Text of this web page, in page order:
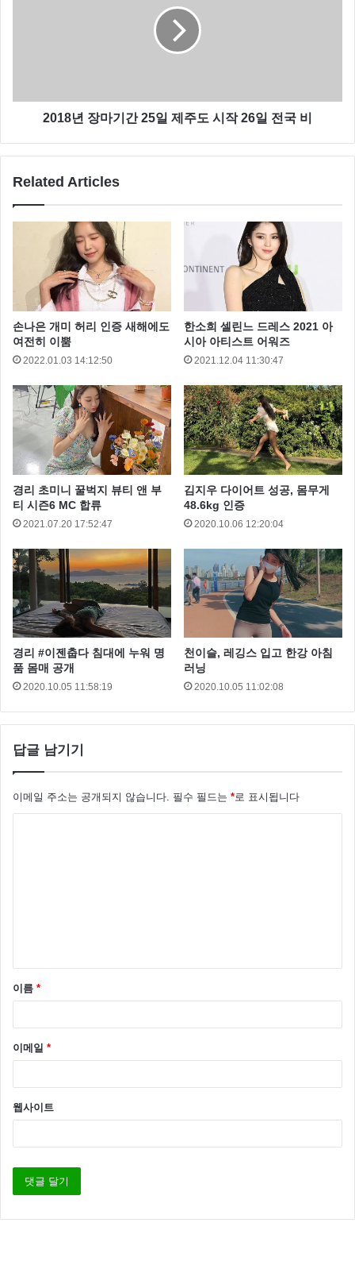
발리화보 선미 선미 발리
2018년 장마기간 25일 제주도 시작 26일 전국 비
Related Articles
손나은 개미 허리 인증 새해에도
여전히 이뿜
2022.01.03 14:12:50
한소희 셀린느 드레스 2021 아
시아 아티스트 어워즈
2021.12.04 11:30:47
경리 초미니 꿀벅지 뷰티 앤 부
티 시즌6 MC 합류
2021.07.20 17:52:47
김지우 다이어트 성공, 몸무게
48.6kg 인증
2020.10.06 12:20:04
경리 #이젠춥다 침대에 누워 명
품 몸매 공개
2020.10.05 11:58:19
천이슬, 레깅스 입고 한강 아침
러닝
2020.10.05 11:02:08
답글 남기기
이메일 주소는 공개되지 않습니다. 필수 필드는 *로 표시됩니다
이름 *
이메일 *
웹사이트